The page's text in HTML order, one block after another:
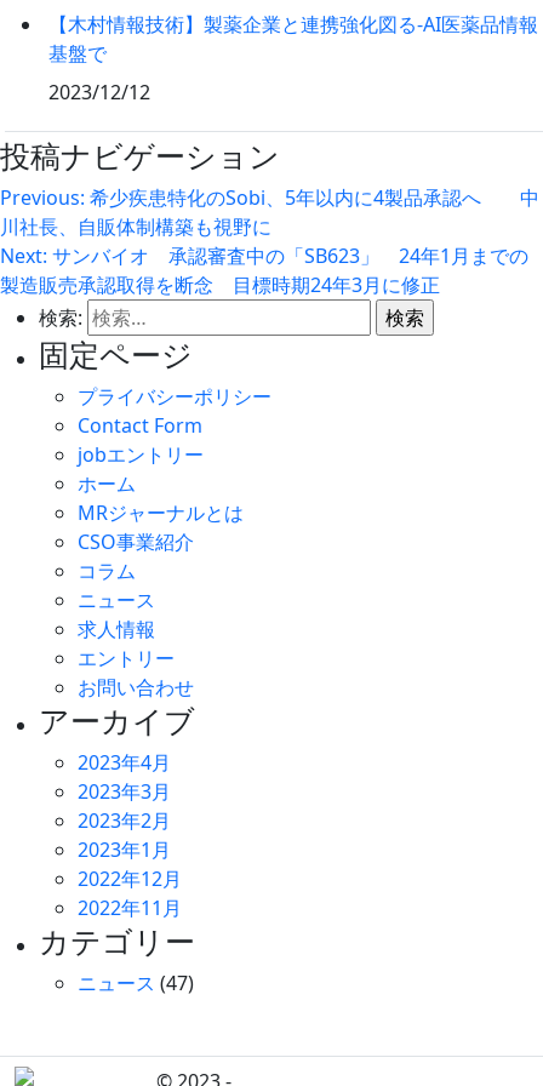
【木村情報技術】製薬企業と連携強化図る‐AI医薬品情報
基盤で
2023/12/12
投稿ナビゲーション
Previous: 希少疾患特化のSobi、5年以内に4製品承認へ 中
川社長、自販体制構築も視野に
Next: サンバイオ 承認審査中の「SB623」 24年1月までの
製造販売承認取得を断念 目標時期24年3月に修正
検索:
固定ページ
プライバシーポリシー
Contact Form
jobエントリー
ホーム
MRジャーナルとは
CSO事業紹介
コラム
ニュース
求人情報
エントリー
お問い合わせ
アーカイブ
2023年4月
2023年3月
2023年2月
2023年1月
2022年12月
2022年11月
カテゴリー
ニュース (47)